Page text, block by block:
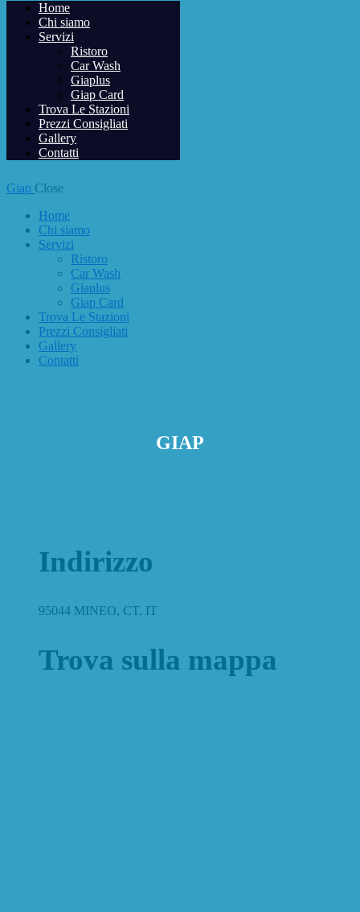
Home
Chi siamo
Servizi
Ristoro
Car Wash
Giaplus
Giap Card
Trova Le Stazioni
Prezzi Consigliati
Gallery
Contatti
Giap Close
Home
Chi siamo
Servizi
Ristoro
Car Wash
Giaplus
Giap Card
Trova Le Stazioni
Prezzi Consigliati
Gallery
Contatti
GIAP
Indirizzo
95044 MINEO, CT, IT
Trova sulla mappa